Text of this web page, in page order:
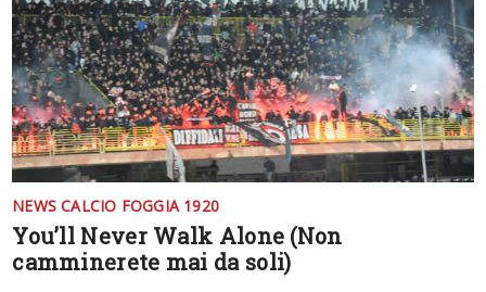
NEWS CALCIO FOGGIA 1920
You’ll Never Walk Alone (Non
camminerete mai da soli)